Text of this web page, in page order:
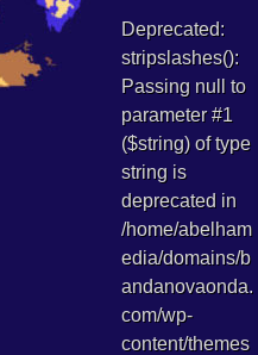
Deprecated:
stripslashes():
Passing null to
parameter #1
($string) of type
string is
deprecated in
/home/abelham
edia/domains/b
andanovaonda.
com/wp-
content/themes